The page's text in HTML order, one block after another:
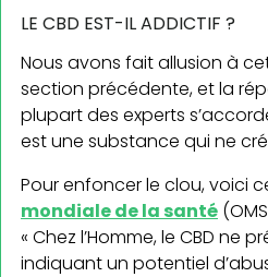
LE CBD EST-IL ADDICTIF ?
Nous avons fait allusion à
section précédente, et la
plupart des experts
est une substance qui ne
Pour enfoncer le clou, voici
mondiale de la santé
« Chez l’Homme, le CBD ne
indiquant un potentiel